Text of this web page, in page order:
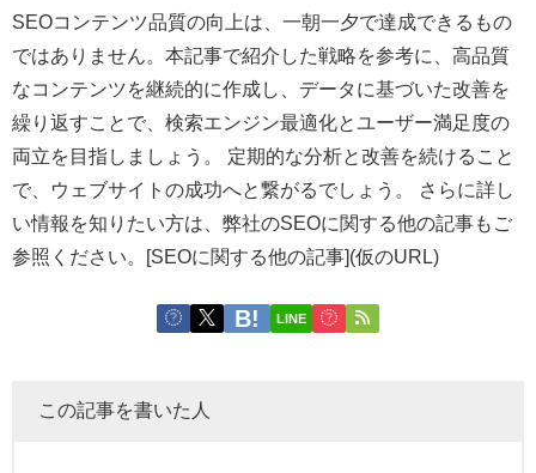
SEOコンテンツ品質の向上は、一朝一夕で達成できるもの
ではありません。本記事で紹介した戦略を参考に、高品質
なコンテンツを継続的に作成し、データに基づいた改善を
繰り返すことで、検索エンジン最適化とユーザー満足度の
両立を目指しましょう。 定期的な分析と改善を続けること
で、ウェブサイトの成功へと繋がるでしょう。 さらに詳し
い情報を知りたい方は、弊社のSEOに関する他の記事もご
参照ください。[SEOに関する他の記事](仮のURL)
LINE
この記事を書いた人